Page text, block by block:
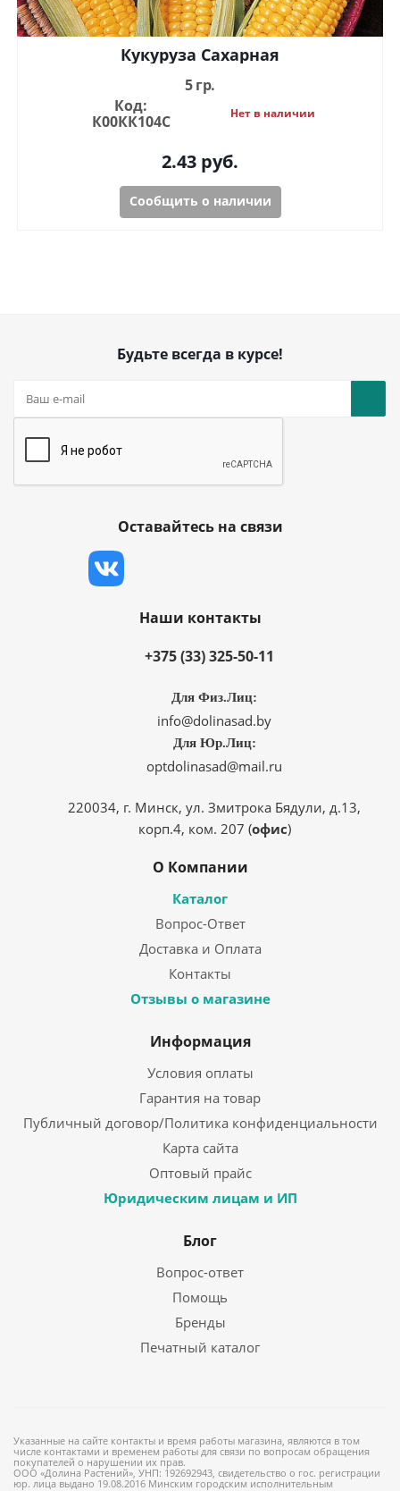
Кукуруза Сахарная
5 гр.
Код:
К00КК104С
Нет в наличии
2.43 руб.
Сообщить о наличии
Будьте всегда в курсе!
Оставайтесь на связи
Наши контакты
+375 (33) 325-50-11
Для Физ.Лиц:
info@dolinasad.by
Для Юр.Лиц:
optdolinasad@mail.ru
220034, г. Минск, ул. Змитрока Бядули, д.13,
корп.4, ком. 207 (офис)
О Компании
Каталог
Вопрос-Ответ
Доставка и Оплата
Контакты
Отзывы о магазине
Информация
Условия оплаты
Гарантия на товар
Публичный договор/Политика конфиденциальности
Карта сайта
Оптовый прайс
Юридическим лицам и ИП
Блог
Вопрос-ответ
Помощь
Бренды
Печатный каталог
Указанные на сайте контакты и время работы магазина, являются в том
числе контактами и временем работы для связи по вопросам обращения
покупателей о нарушении их прав.
ООО «Долина Растений», УНП: 192692943, свидетельство о гос. регистрации
юр. лица выдано 19.08.2016 Минским городским исполнительным